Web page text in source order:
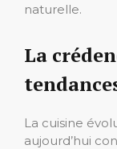
naturelle.
La
La cuisine
aujourd’hui